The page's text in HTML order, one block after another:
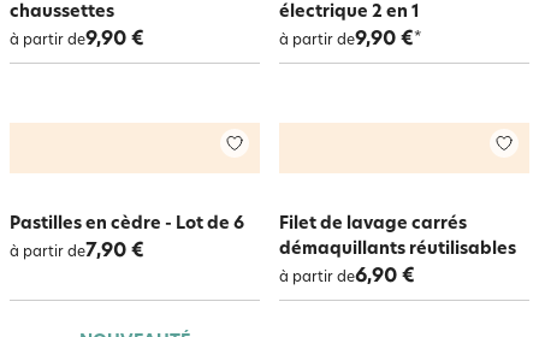
chaussettes
à partir de9,90 €
électrique 2 en 1
à partir de9,90 €*
Pastilles en cèdre - Lot de 6
à partir de7,90 €
Filet de lavage carrés
démaquillants réutilisables
à partir de6,90 €